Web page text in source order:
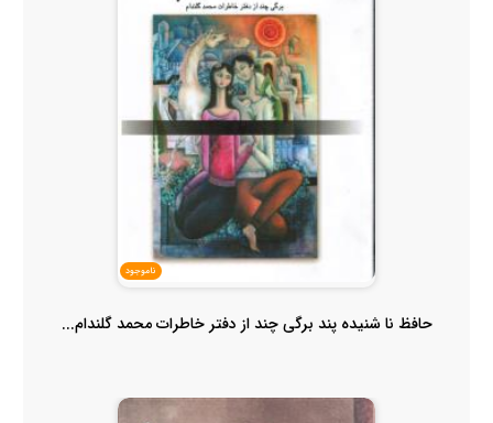
ناموجود
حافظ نا شنیده پند برگی چند از دفتر خاطرات محمد گلندام...